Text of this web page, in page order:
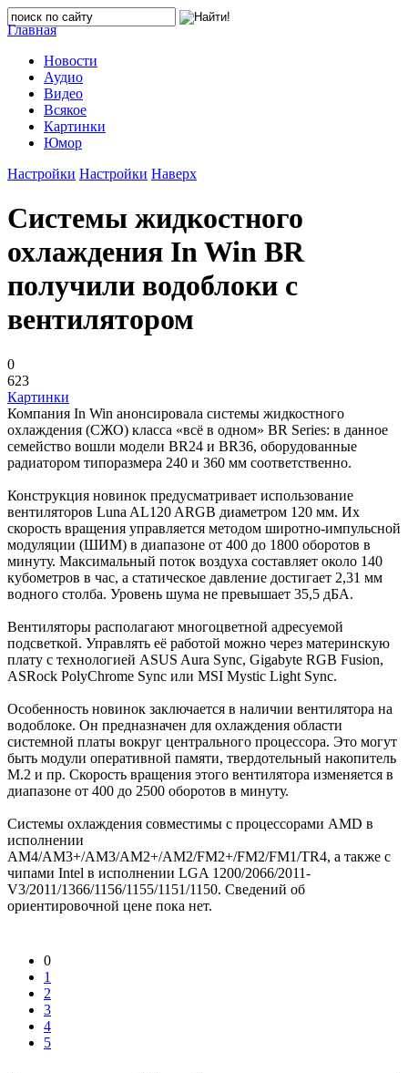
Главная
Новости
Аудио
Видео
Всякое
Картинки
Юмор
Настройки Настройки Наверх
Системы жидкостного
охлаждения In Win BR
получили водоблоки с
вентилятором
0
623
Картинки
Компания In Win анонсировала системы жидкостного
охлаждения (СЖО) класса «всё в одном» BR Series: в данное
семейство вошли модели BR24 и BR36, оборудованные
радиатором типоразмера 240 и 360 мм соответственно.
Конструкция новинок предусматривает использование
вентиляторов Luna AL120 ARGB диаметром 120 мм. Их
скорость вращения управляется методом широтно-импульсной
модуляции (ШИМ) в диапазоне от 400 до 1800 оборотов в
минуту. Максимальный поток воздуха составляет около 140
кубометров в час, а статическое давление достигает 2,31 мм
водного столба. Уровень шума не превышает 35,5 дБА.
Вентиляторы располагают многоцветной адресуемой
подсветкой. Управлять её работой можно через материнскую
плату с технологией ASUS Aura Sync, Gigabyte RGB Fusion,
ASRock PolyChrome Sync или MSI Mystic Light Sync.
Особенность новинок заключается в наличии вентилятора на
водоблоке. Он предназначен для охлаждения области
системной платы вокруг центрального процессора. Это могут
быть модули оперативной памяти, твердотельный накопитель
М.2 и пр. Скорость вращения этого вентилятора изменяется в
диапазоне от 400 до 2500 оборотов в минуту.
Системы охлаждения совместимы с процессорами AMD в
исполнении
AM4/AM3+/AM3/AM2+/AM2/FM2+/FM2/FM1/TR4, а также с
чипами Intel в исполнении LGA 1200/2066/2011-
V3/2011/1366/1156/1155/1151/1150. Сведений об
ориентировочной цене пока нет.
0
1
2
3
4
5